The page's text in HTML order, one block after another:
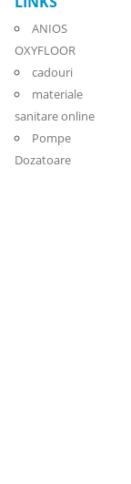
ANIOS
OXYFLOOR
cadouri
materiale
sanitare online
Pompe
Dozatoare